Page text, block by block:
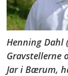
Henning Dahl
Gravstellerne
Jar i Bærum,